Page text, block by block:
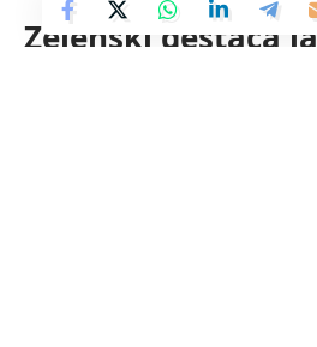
Zelenski destaca la